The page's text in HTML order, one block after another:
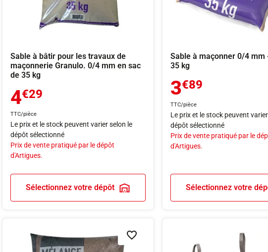
Sable à bâtir pour les travaux de
maçonnerie Granulo. 0/4 mm en sac
de 35 kg
4€29
TTC/pièce
Le prix et le stock peuvent varier selon le
dépôt sélectionné
Prix de vente pratiqué par le dépôt
d'Artigues.
Sélectionnez votre dépôt
Sable à maçonner 0/4 mm
35 kg
3€89
TTC/pièce
Le prix et le stock peuvent
dépôt sélectionné
Prix de vente pratiqué par le
d'Artigues.
Sélectionnez votre
Ajouter à la liste de souhaits